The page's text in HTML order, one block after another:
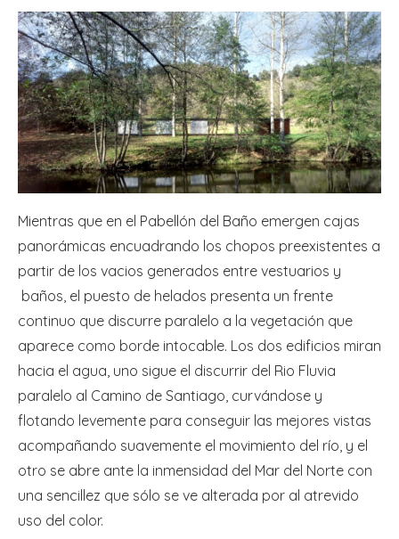
Mientras que en el Pabellón del Baño emergen cajas
panorámicas encuadrando los chopos preexistentes a
partir de los vacios generados entre vestuarios y
baños, el puesto de helados presenta un frente
continuo que discurre paralelo a la vegetación que
aparece como borde intocable. Los dos edificios miran
hacia el agua, uno sigue el discurrir del Rio Fluvia
paralelo al Camino de Santiago, curvándose y
flotando levemente para conseguir las mejores vistas
acompañando suavemente el movimiento del río, y el
otro se abre ante la inmensidad del Mar del Norte con
una sencillez que sólo se ve alterada por al atrevido
uso del color.